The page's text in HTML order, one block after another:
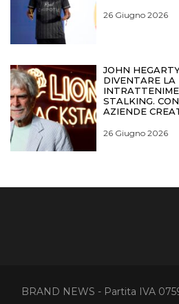
26 Giugno 2026
JOHN
DIVENTARE LA
STALKING.
AZIENDE
26 Giugno 2026
BRAND NEWS - Partita IVA